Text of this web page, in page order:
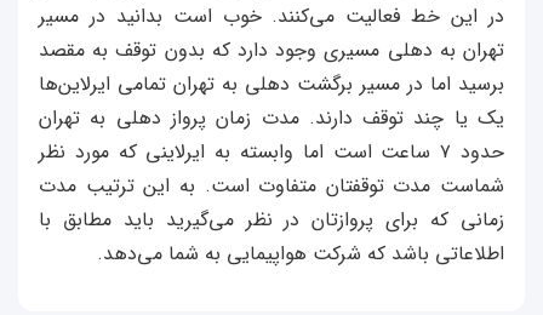
در این خط فعالیت می‌کنند. خوب است بدانید در مسیر
تهران به دهلی مسیری وجود دارد که بدون توقف به مقصد
برسید اما در مسیر برگشت دهلی به تهران تمامی ایرلاین‌ها
یک یا چند توقف دارند. مدت زمان پرواز دهلی به تهران
حدود ۷ ساعت است اما وابسته به ایرلاینی که مورد نظر
شماست مدت توقفتان متفاوت است. به این ترتیب مدت
زمانی که برای پروازتان در نظر می‌گیرید باید مطابق با
اطلاعاتی باشد که شرکت هواپیمایی به شما می‌دهد.